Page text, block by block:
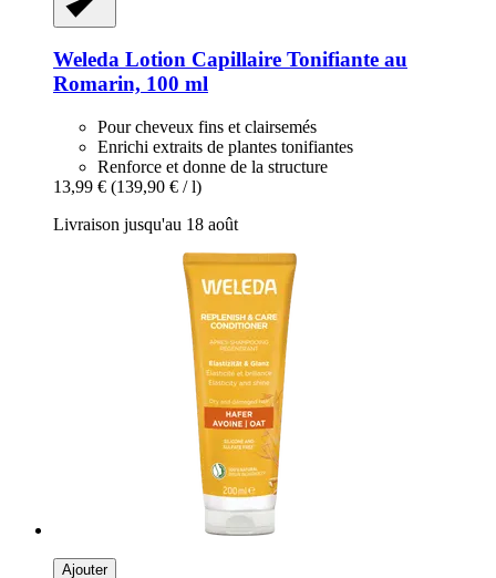
Weleda Lotion Capillaire Tonifiante au
Romarin, 100 ml
Pour cheveux fins et clairsemés
Enrichi extraits de plantes tonifiantes
Renforce et donne de la structure
13,99 € (139,90 € / l)
Livraison jusqu'au 18 août
Ajouter